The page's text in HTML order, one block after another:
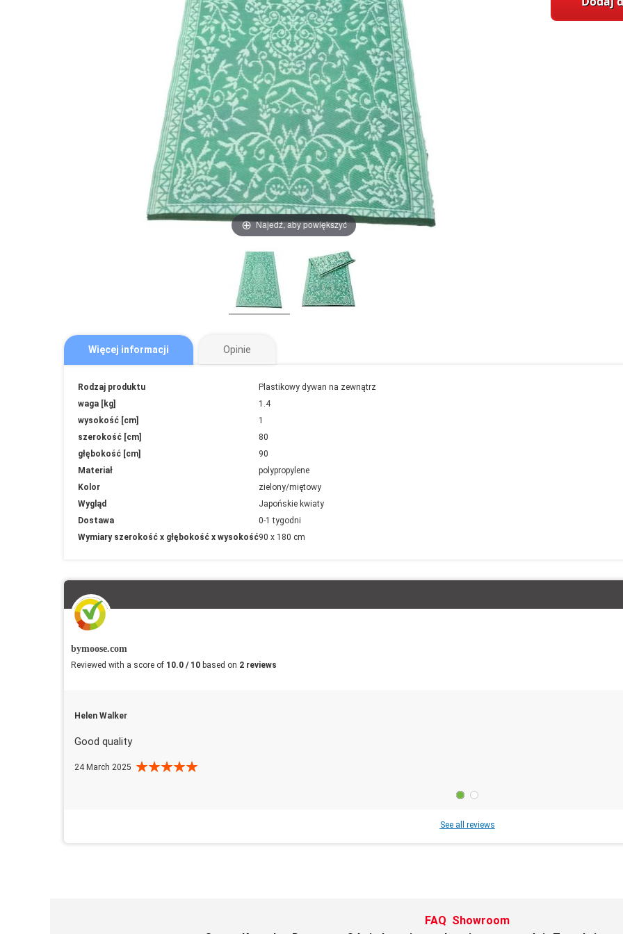
Najedź, aby powiększyć
Więcej informacji
Więcej
informacji
Rodzaj produktu
Plastikowy dywan na zewnątrz
waga [kg]
1.4
wysokość [cm]
1
szerokość [cm]
80
głębokość [cm]
90
Materiał
polypropylene
Kolor
zielony/miętowy
Wygląd
Japońskie kwiaty
Dostawa
0-1 tygodni
Wymiary szerokość x głębokość x wysokość90 x 180 cm
Opinie
bymoose.com
Reviewed with a score of 10.0 / 10 based on 2 reviews
Helen Walker
Good quality
24 March 2025
See all reviews
FAQ Showroom